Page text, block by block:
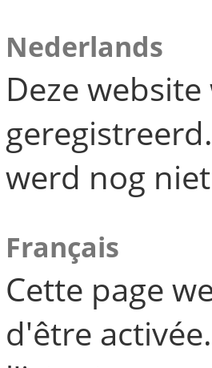
Nederlands
Deze
werd nog
Français
Cette page
d'être